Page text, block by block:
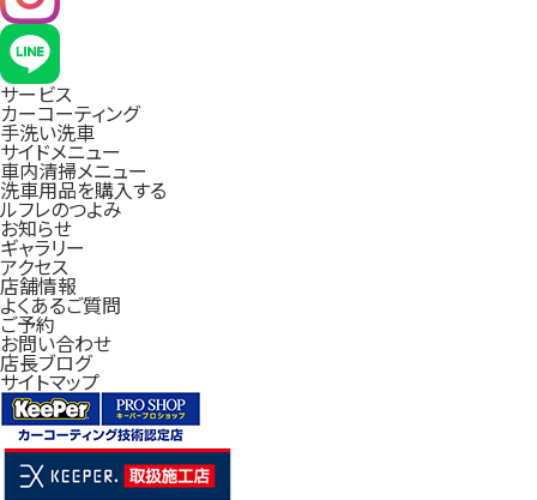
サービス
カーコーティング
手洗い洗車
サイドメニュー
車内清掃メニュー
洗車用品を購入する
ルフレのつよみ
お知らせ
ギャラリー
アクセス
店舗情報
よくあるご質問
ご予約
お問い合わせ
店長ブログ
サイトマップ